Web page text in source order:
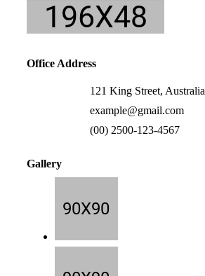
Office Address
121 King Street, Australia
example@gmail.com
(00) 2500-123-4567
Gallery